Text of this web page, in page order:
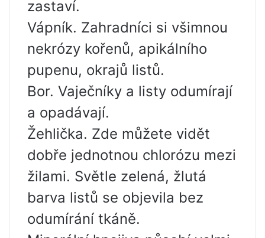
zastaví.
Vápník. Zahradníci si všimnou
nekrózy kořenů, apikálního
pupenu, okrajů listů.
Bor. Vaječníky a listy odumírají
a opadávají.
Žehlička. Zde můžete vidět
dobře jednotnou chlorózu mezi
žilami. Světle zelená, žlutá
barva listů se objevila bez
odumírání tkáně.